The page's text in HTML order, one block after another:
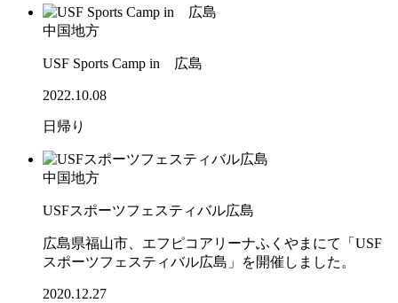
中国地方
USF Sports Camp in 広島
2022.10.08
日帰り
中国地方
USFスポーツフェスティバル広島
広島県福山市、エフピコアリーナふくやまにて「USF
スポーツフェスティバル広島」を開催しました。
2020.12.27